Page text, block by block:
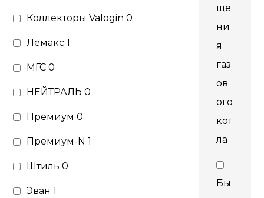
Коллекторы Valogin0
Лемакс1
МГС0
НЕЙТРАЛЬ0
Премиум0
Премиум-N1
Штиль0
Эван1
ще
ни
я
газ
ов
ого
кот
ла
Бы